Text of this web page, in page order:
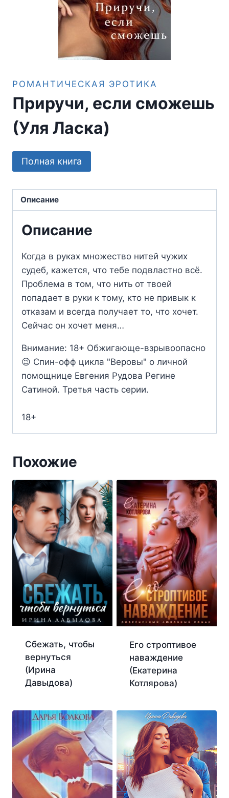
РОМАНТИЧЕСКАЯ ЭРОТИКА
Приручи, если сможешь
(Уля Ласка)
Полная книга
Описание
Описание
Когда в руках множество нитей чужих
судеб, кажется, что тебе подвластно всё.
Проблема в том, что нить от твоей
попадает в руки к тому, кто не привык к
отказам и всегда получает то, что хочет.
Сейчас он хочет меня…
Внимание: 18+ Обжигающе-взрывоопасно
😉 Спин-офф цикла "Веровы" о личной
помощнице Евгения Рудова Регине
Сатиной. Третья часть серии.
18+
Похожие
Сбежать, чтобы
вернуться
(Ирина
Давыдова)
Его строптивое
наваждение
(Екатерина
Котлярова)